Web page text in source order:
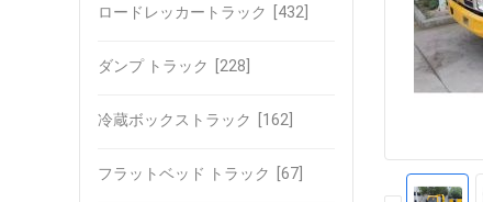
ロードレッカートラック [432]
ダンプ トラック [228]
冷蔵ボックストラック [162]
フラットベッド トラック [67]